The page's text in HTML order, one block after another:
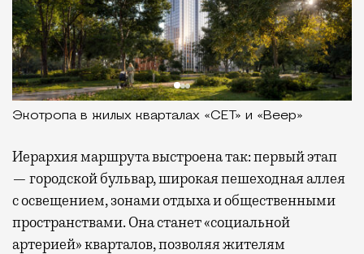
Экотропа в жилых кварталах «СЕТ» и «Веер»
Иерархия маршрута выстроена так: первый этап
— городской бульвар, широкая пешеходная аллея
с освещением, зонами отдыха и общественными
пространствами. Она станет «социальной
артерией» кварталов, позволяя жителям